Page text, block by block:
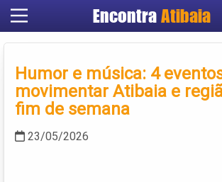
Encontra Atibaia
Cadastrar
Criar conta
Humor e música: 4
movimentar Atibaia e
fim de semana
23/05/2026